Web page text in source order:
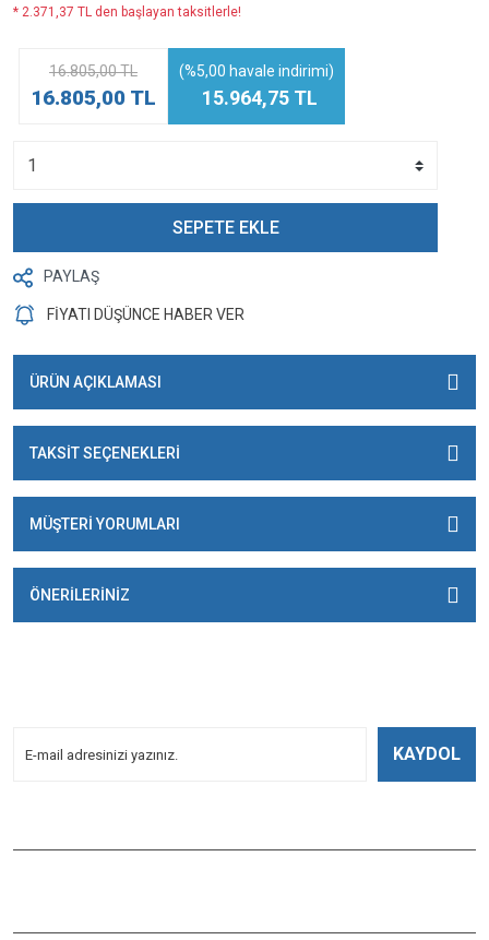
* 2.371,37 TL den başlayan taksitlerle!
16.805,00 TL
16.805,00 TL
(%5,00 havale indirimi)
15.964,75 TL
SEPETE EKLE
PAYLAŞ
FİYATI DÜŞÜNCE HABER VER
ÜRÜN AÇIKLAMASI
TAKSİT SEÇENEKLERİ
MÜŞTERİ YORUMLARI
ÖNERİLERİNİZ
KAYDOL